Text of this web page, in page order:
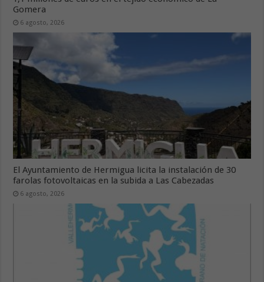
Gomera
6 agosto, 2026
El Ayuntamiento de Hermigua licita la instalación de 30
farolas fotovoltaicas en la subida a Las Cabezadas
6 agosto, 2026